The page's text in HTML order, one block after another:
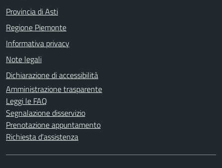
Provincia di Asti
Regione Piemonte
Informativa privacy
Note legali
Dichiarazione di accessibilità
Amministrazione trasparente
Leggi le FAQ
Segnalazione disservizio
Prenotazione appuntamento
Richiesta d'assistenza